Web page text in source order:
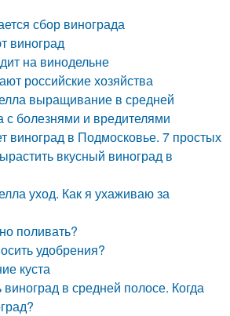
сбор винограда
виноград
на винодельне
российские хозяйства
выращивание в средней
с болезнями и вредителями
виноград в Подмосковье. 7 простых
вкусный виноград в
уход. Как я ухаживаю за
поливать?
удобрения?
куста
виноград в средней полосе. Когда